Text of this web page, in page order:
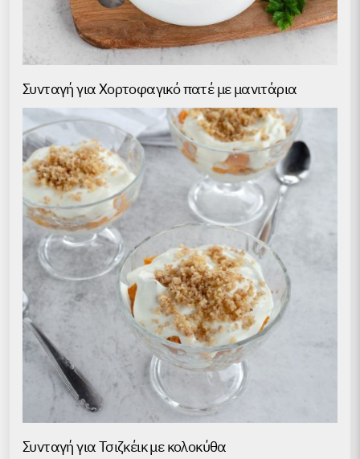
Συνταγή για Хορτοφαγικό πατέ με μανιτάρια
Συνταγή για Τσιζκέικ με κολοκύθα